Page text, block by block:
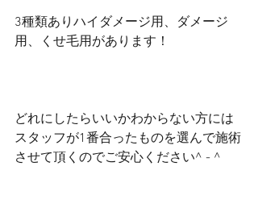
3種類ありハイダメージ用、ダメージ
用、くせ毛用があります！
どれにしたらいいかわからない方には
スタッフが1番合ったものを選んで施術
させて頂くのでご安心ください^ - ^